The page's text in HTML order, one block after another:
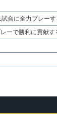
合に全力プレー
ーで勝利に貢献す